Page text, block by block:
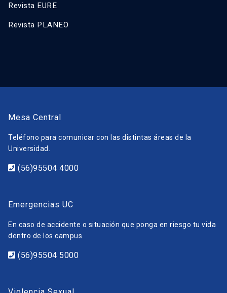
Revista EURE
Revista PLANEO
Mesa Central
Teléfono para comunicar con las distintas áreas de la
Universidad.
(56)95504 4000
Emergencias UC
En caso de accidente o situación que ponga en riesgo tu vida
dentro de los campus.
(56)95504 5000